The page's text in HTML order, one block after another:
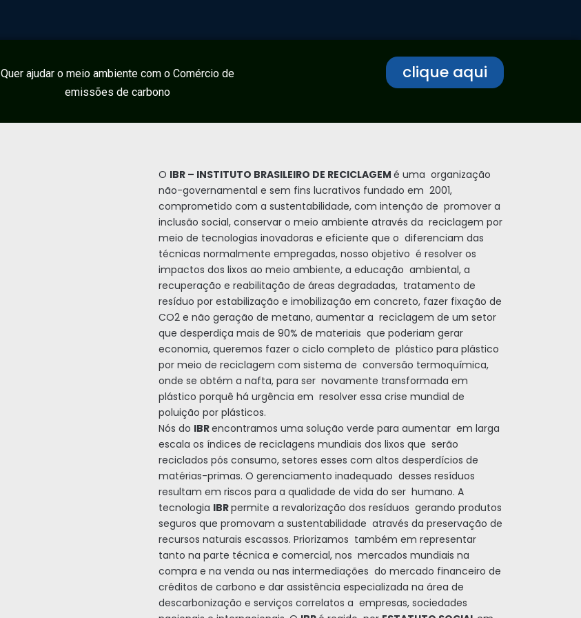
Quer ajudar o meio ambiente com o Comércio de
emissões de carbono
clique aqui
O IBR – INSTITUTO BRASILEIRO DE RECICLAGEMé uma organização
não-governamental e sem fins lucrativos fundado em 2001,
comprometido com a sustentabilidade, com intenção de promover a
inclusão social, conservar o meio ambiente através da reciclagem por
meio de tecnologias inovadoras e eficiente que o diferenciam das
técnicas normalmente empregadas, nosso objetivo é resolver os
impactos dos lixos ao meio ambiente, a educação ambiental, a
recuperação e reabilitação de áreas degradadas, tratamento de
resíduo por estabilização e imobilização em concreto, fazer fixação de
CO2 e não geração de metano, aumentar a reciclagem de um setor
que desperdiça mais de 90% de materiais que poderiam gerar
economia, queremos fazer o ciclo completo de plástico para plástico
por meio de reciclagem com sistema de conversão termoquímica,
onde se obtém a nafta, para ser novamente transformada em
plástico porquê há urgência em resolver essa crise mundial de
poluição por plásticos.
Nós do IBRencontramos uma solução verde para aumentar em larga
escala os índices de reciclagens mundiais dos lixos que serão
reciclados pós consumo, setores esses com altos desperdícios de
matérias-primas. O gerenciamento inadequado desses resíduos
resultam em riscos para a qualidade de vida do ser humano. A
tecnologia IBRpermite a revalorização dos resíduos gerando produtos
seguros que promovam a sustentabilidade através da preservação de
recursos naturais escassos. Priorizamos também em representar
tanto na parte técnica e comercial, nos mercados mundiais na
compra e na venda ou nas intermediações do mercado financeiro de
créditos de carbono e dar assistência especializada na área de
descarbonização e serviços correlatos a empresas, sociedades